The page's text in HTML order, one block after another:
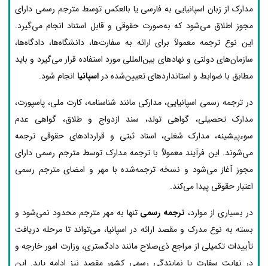
مدارک از زبان اسپانیایی به فارسی یا بالعکس توسط مترجم رسمی دارای
مجوز اطلاق می‌شود که به‌صورت حقوقی و قابل استناد انجام می‌گیرد.
این نوع ترجمه معمولاً برای ارائه به سفارت‌ها، دانشگاه‌ها، دادگاه‌ها،
سازمان‌های دولتی و نهادهای بین‌المللی مورد استفاده قرار می‌گیرد و باید
مطابق با ضوابط و استانداردهای تعیین‌شده در اسپانیا انجام شود.
در ترجمه رسمی اسپانیایی، مدارکی مانند شناسنامه، کارت ملی، پاسپورت،
مدارک تحصیلی، گواهی تولد، سند ازدواج و طلاق، گواهی عدم
سوءپیشینه، مدارک شغلی، اسناد ثبتی و قراردادهای حقوقی ترجمه
می‌شوند. این فرآیند معمولاً با ترجمه مدارک توسط مترجم رسمی دارای
مجوز آغاز می‌شود و نسخه ترجمه‌شده با مهر و امضای مترجم رسمی
اعتبار حقوقی پیدا می‌کند.
در بسیاری از موارد، ترجمه رسمی تنها به مهر مترجم محدود نمی‌شود و
بسته به نوع مدرک و مقصد ارائه در اسپانیا، می‌تواند تا مرحله دریافت
تأییدات تکمیلی از مراجع ذی‌صلاح مانند دادگستری، وزارت امور خارجه و
در نهایت سفارت یا نمایندگی رسمی کشور مقصد نیز ادامه یابد. این